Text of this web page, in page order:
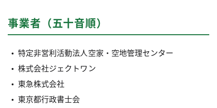
事業者（五十音順）
特定非営利活動法人空家・空地管理センター
株式会社ジェクトワン
東急株式会社
東京都行政書士会